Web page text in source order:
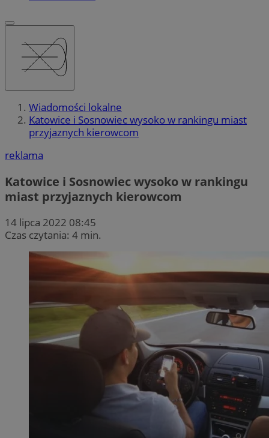
Wiadomości lokalne
Katowice i Sosnowiec wysoko w rankingu miast
przyjaznych kierowcom
reklama
Katowice i Sosnowiec wysoko w rankingu
miast przyjaznych kierowcom
14 lipca 2022 08:45
Czas czytania: 4 min.